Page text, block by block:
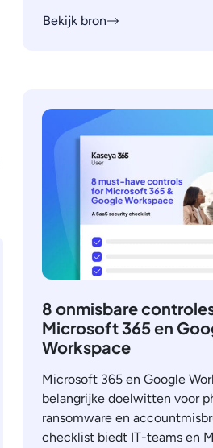
Bekijk bron
8 onmisbare
Microsoft 365 en
Workspace
Microsoft 365 en Google
belangrijke doelwitten voor
ransomware en
checklist biedt IT-teams en